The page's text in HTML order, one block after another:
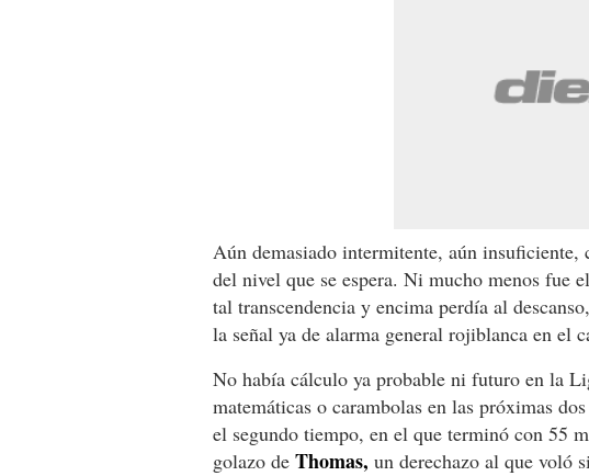
Aún demasiado intermitente, aún insuficiente,
del nivel que se espera. Ni mucho menos fue
tal transcendencia y encima perdía al
la señal ya de alarma general rojiblanca en el
No había cálculo ya probable ni futuro en la
matemáticas o carambolas en las próximas
el segundo tiempo, en el que terminó con 55
golazo de Thomas, un derechazo al que voló